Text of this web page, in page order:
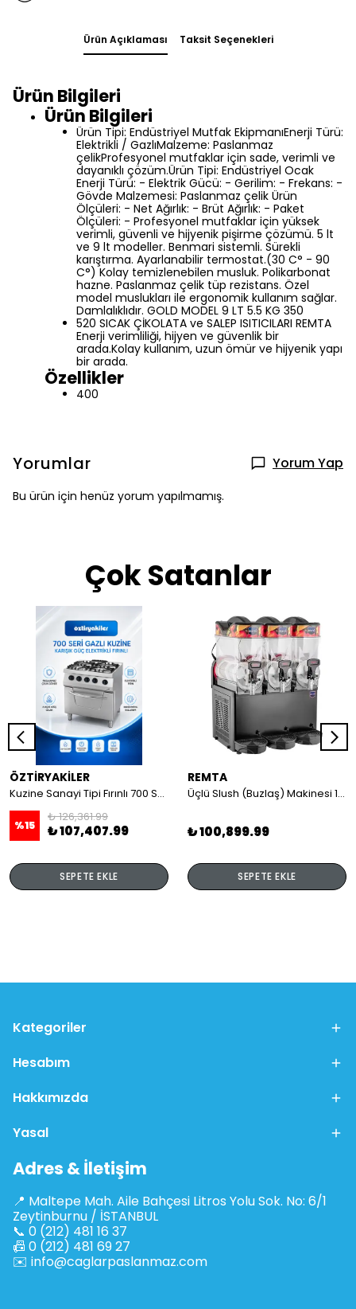
Ürün Açıklaması Taksit Seçenekleri
Ürün Bilgileri
Ürün Bilgileri
Ürün Tipi: Endüstriyel Mutfak EkipmanıEnerji Türü:
Elektrikli / GazlıMalzeme: Paslanmaz
çelikProfesyonel mutfaklar için sade, verimli ve
dayanıklı çözüm.Ürün Tipi: Endüstriyel Ocak
Enerji Türü: - Elektrik Gücü: - Gerilim: - Frekans: -
Gövde Malzemesi: Paslanmaz çelik Ürün
Ölçüleri: - Net Ağırlık: - Brüt Ağırlık: - Paket
Ölçüleri: - Profesyonel mutfaklar için yüksek
verimli, güvenli ve hijyenik pişirme çözümü. 5 lt
ve 9 lt modeller. Benmari sistemli. Sürekli
karıştırma. Ayarlanabilir termostat.(30 C° - 90
C°) Kolay temizlenebilen musluk. Polikarbonat
hazne. Paslanmaz çelik tüp rezistans. Özel
model muslukları ile ergonomik kullanım sağlar.
Damlalıklıdır. GOLD MODEL 9 LT 5.5 KG 350
520 SICAK ÇİKOLATA ve SALEP ISITICILARI REMTA
Enerji verimliliği, hijyen ve güvenlik bir
arada.Kolay kullanım, uzun ömür ve hijyenik yapı
bir arada.
Özellikler
400
Yorumlar Yorum Yap
Bu ürün için henüz yorum yapılmamış.
Çok Satanlar
ÖZTİRYAKİLER
Kuzine Sanayi Tipi Fırınlı 700 Seri Gazlı 4 Açık Ateş 80x70x85 (Lp)-2X6Kw+2X7,5Kw+6Kw Elektrikli Fırın
%15
₺ 126,361.99
₺ 107,407.99
SEPETE EKLE
REMTA
Üçlü Slush (Buzlaş) Makinesi 12+12+12 lt
₺ 100,899.99
SEPETE EKLE
Kategoriler
Hesabım
Hakkımızda
Yasal
Adres & İletişim
📍 Maltepe Mah. Aile Bahçesi Litros Yolu Sok. No: 6/1
Zeytinburnu / İSTANBUL
📞 0 (212) 481 16 37
📠 0 (212) 481 69 27
✉️ info@caglarpaslanmaz.com